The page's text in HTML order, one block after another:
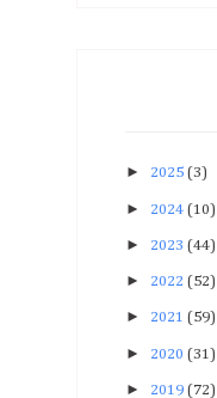
► 2025 (3)
► 2024 (10)
► 2023 (44)
► 2022 (52)
► 2021 (59)
► 2020 (31)
► 2019 (72)